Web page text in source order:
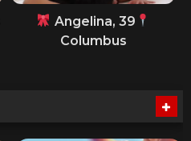
Angelina, 39
Columbus